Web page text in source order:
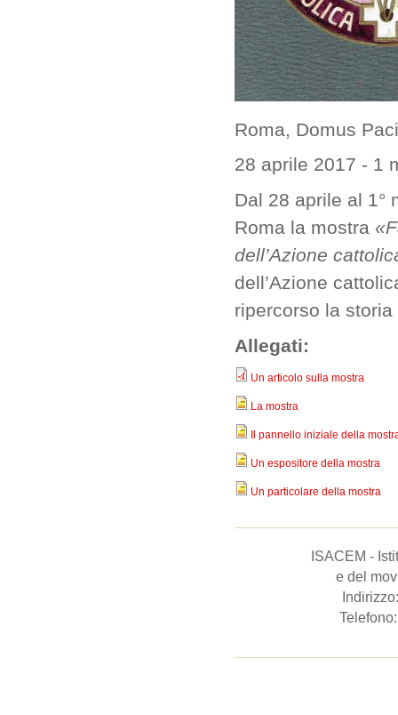
Roma, Domus
28 aprile 2017 - 1
Dal 28 aprile al 1°
Roma la mostra
dell’Azione
dell’Azione
ripercorso la storia
Allegati:
Un articolo sulla mostra
La mostra
Il pannello iniziale della
Un espositore della mostra
Un particolare della mostra
ISACEM -
e del